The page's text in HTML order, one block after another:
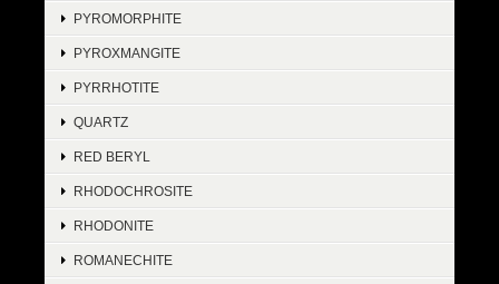
PYROMORPHITE
PYROXMANGITE
PYRRHOTITE
QUARTZ
RED BERYL
RHODOCHROSITE
RHODONITE
ROMANECHITE